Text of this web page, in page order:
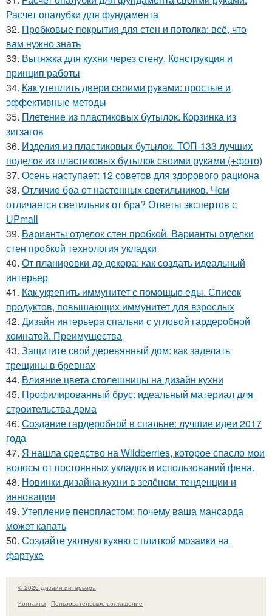
Расчет опалубки для фундамента
32. Пробковые покрытия для стен и потолка: всё, что
вам нужно знать
33. Вытяжка для кухни через стену. Конструкция и
принцип работы
34. Как утеплить двери своими руками: простые и
эффективные методы
35. Плетение из пластиковых бутылок. Корзинка из
зигзагов
36. Изделия из пластиковых бутылок. ТОП-133 лучших
поделок из пластиковых бутылок своими руками (+фото)
37. Осень наступает: 12 советов для здорового рациона
38. Отличие бра от настенных светильников. Чем
отличается светильник от бра? Ответы экспертов с
UPmall
39. Варианты отделок стен пробкой. Варианты отделки
стен пробкой технология укладки
40. От планировки до декора: как создать идеальный
интерьер
41. Как укрепить иммунитет с помощью еды. Список
продуктов, повышающих иммунитет для взрослых
42. Дизайн интерьера спальни с угловой гардеробной
комнатой. Преимущества
43. Защитите свой деревянный дом: как заделать
трещины в бревнах
44. Влияние цвета столешницы на дизайн кухни
45. Профилированный брус: идеальный материал для
строительства дома
46. Создание гардеробной в спальне: лучшие идеи 2017
года
47. Я нашла средство на Wildberries, которое спасло мои
волосы от постоянных укладок и использований фена.
48. Новинки дизайна кухни в зелёном: тенденции и
инновации
49. Утепление пенопластом: почему ваша мансарда
может капать
50. Создайте уютную кухню с плиткой мозаики на
фартуке
© 2026 Дизайн интерьера
Контакты
Пользовательское соглашение